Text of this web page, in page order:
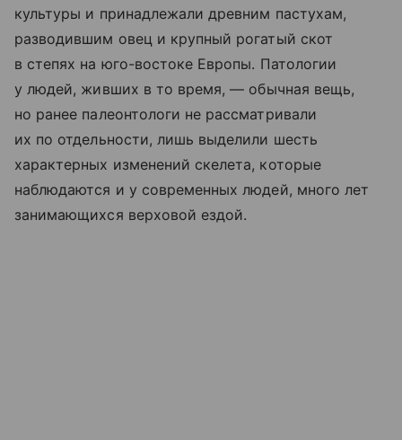
культуры и принадлежали древним пастухам,
разводившим овец и крупный рогатый скот
в степях на юго-востоке Европы. Патологии
у людей, живших в то время, — обычная вещь,
но ранее палеонтологи не рассматривали
их по отдельности, лишь выделили шесть
характерных изменений скелета, которые
наблюдаются и у современных людей, много лет
занимающихся верховой ездой.